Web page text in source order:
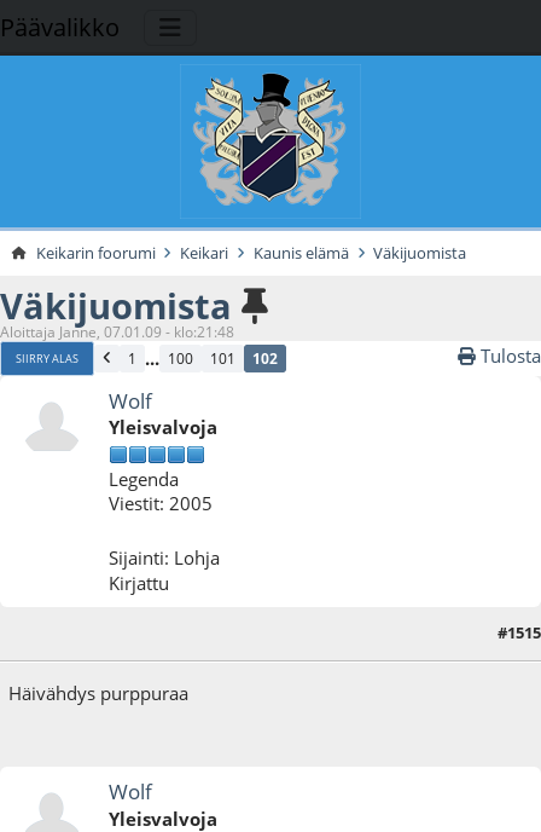
Päävalikko
Keikarin foorumi Keikari Kaunis elämä Väkijuomista
Väkijuomista
Aloittaja Janne, 07.01.09 - klo:21:48
SIIRRY ALAS 1 ... 100 101 102 Tulosta
Wolf
Yleisvalvoja
Legenda
Viestit: 2005
Sijainti: Lohja
Kirjattu
#1515
Häivähdys purppuraa
Wolf
Yleisvalvoja